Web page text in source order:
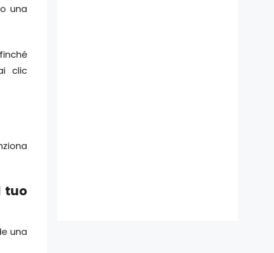
una
finché
clic
tuo
una